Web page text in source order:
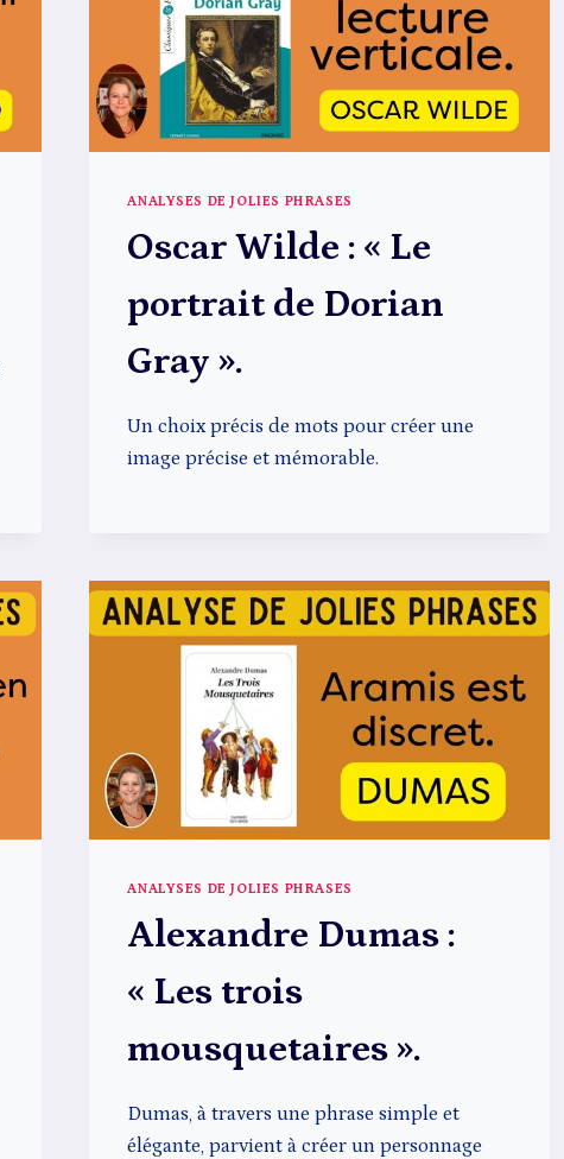
ANALYSES DE JOLIES PHRASES
Oscar Wilde : « Le
portrait de Dorian
Gray ».
Un choix précis de mots pour créer une
image précise et mémorable.
ANALYSES DE JOLIES PHRASES
Alexandre Dumas :
« Les trois
mousquetaires ».
Dumas, à travers une phrase simple et
élégante, parvient à créer un personnage